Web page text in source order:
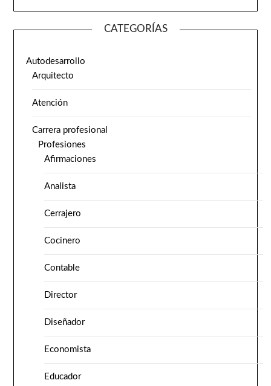
CATEGORÍAS
Autodesarrollo
Arquitecto
Atención
Carrera profesional
Profesiones
Afirmaciones
Analista
Cerrajero
Cocinero
Contable
Director
Diseñador
Economista
Educador